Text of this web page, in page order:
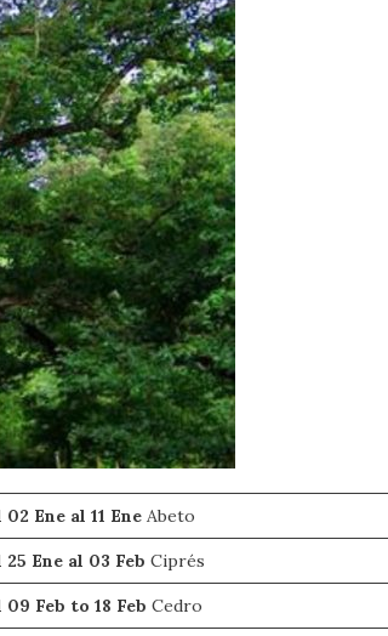
02 Ene al 11 Ene Abeto
25 Ene al 03 Feb Ciprés
09 Feb to 18 Feb Cedro